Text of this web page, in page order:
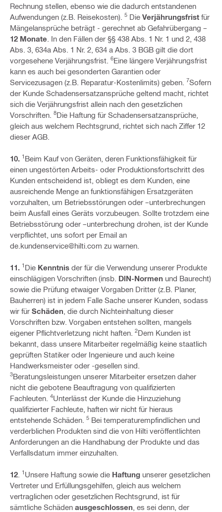
Rechnung stellen, ebenso wie die dadurch entstandenen
Aufwendungen (z.B. Reisekosten).
5 Die Verjährungsfrist für
Mängelansprüche beträgt - gerechnet ab Gefahrübergang –
12 Monate . In den Fällen der §§ 438 Abs. 1 Nr. 1 und 2, 438
Abs. 3, 634a Abs. 1 Nr. 2, 634 a Abs. 3 BGB gilt die dort
vorgesehene Verjährungsfrist.
6Eine längere Verjährungsfrist
kann es auch bei gesonderten Garantien oder
Servicezusagen (z.B. Reparatur-Kostenlimits) geben.
7Sofern
der Kunde Schadensersatzansprüche geltend macht, richtet
sich die Verjährungsfrist allein nach den gesetzlichen
Vorschriften.
8Die Haftung für Schadensersatzansprüche,
gleich aus welchem Rechtsgrund, richtet sich nach Ziffer 12
dieser AGB.
10. 1 Beim Kauf von Geräten, deren Funktionsfähigkeit für
einen ungestörten Arbeits- oder Produktionsfortschritt des
Kunden entscheidend ist, obliegt es dem Kunden, eine
ausreichende Menge an funktionsfähigen Ersatzgeräten
vorzuhalten, um Betriebsstörungen oder –unterbrechungen
beim Ausfall eines Geräts vorzubeugen. Sollte trotzdem eine
Betriebsstörung oder –unterbrechung drohen, ist der Kunde
verpflichtet, uns sofort per Email an
de.kundenservice@hilti.com zu warnen.
11. 1 Die Kenntnis der für die Verwendung unserer Produkte
einschlägigen Vorschriften (insb. DlN-Normen und Baurecht)
sowie die Prüfung etwaiger Vorgaben Dritter (z.B. Planer,
Bauherren) ist in jedem Falle Sache unserer Kunden, sodass
wir für Schäden , die durch Nichteinhaltung dieser
Vorschriften bzw. Vorgaben entstehen sollten, mangels
eigener Pflichtverletzung nicht haften.
2Dem Kunden ist
bekannt, dass unsere Mitarbeiter regelmäßig keine staatlich
geprüften Statiker oder Ingenieure und auch keine
Handwerksmeister oder -gesellen sind.
3Beratungsleistungen unserer Mitarbeiter ersetzen daher
nicht die gebotene Beauftragung von qualifizierten
Fachleuten.
4Unterlässt der Kunde die Hinzuziehung
qualifizierter Fachleute, haften wir nicht für hieraus
entstehende Schäden.
5 Bei temperaturempfindlichen und
verderblichen Produkten sind die von Hilti veröffentlichten
Anforderungen an die Handhabung der Produkte und das
Verfallsdatum immer einzuhalten.
12 1 Unsere Haftung sowie die Haftung unserer gesetzlichen
Vertreter und Erfüllungsgehilfen, gleich aus welchem
vertraglichen oder gesetzlichen Rechtsgrund, ist für
sämtliche Schäden ausgeschlossen , es sei denn, der